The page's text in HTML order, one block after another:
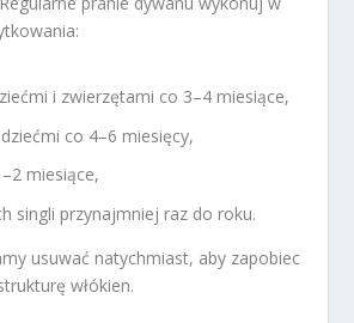
i zwierzętami co 3–4 miesiące,
co 4–6 miesięcy,
miesiące,
singli przynajmniej raz do roku.
usuwać natychmiast, aby zapobiec
włókien.